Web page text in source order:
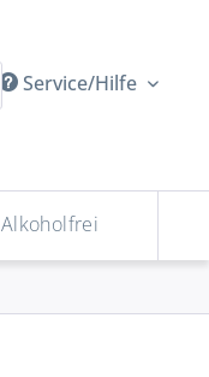
Service/Hilfe
Alkoholfrei